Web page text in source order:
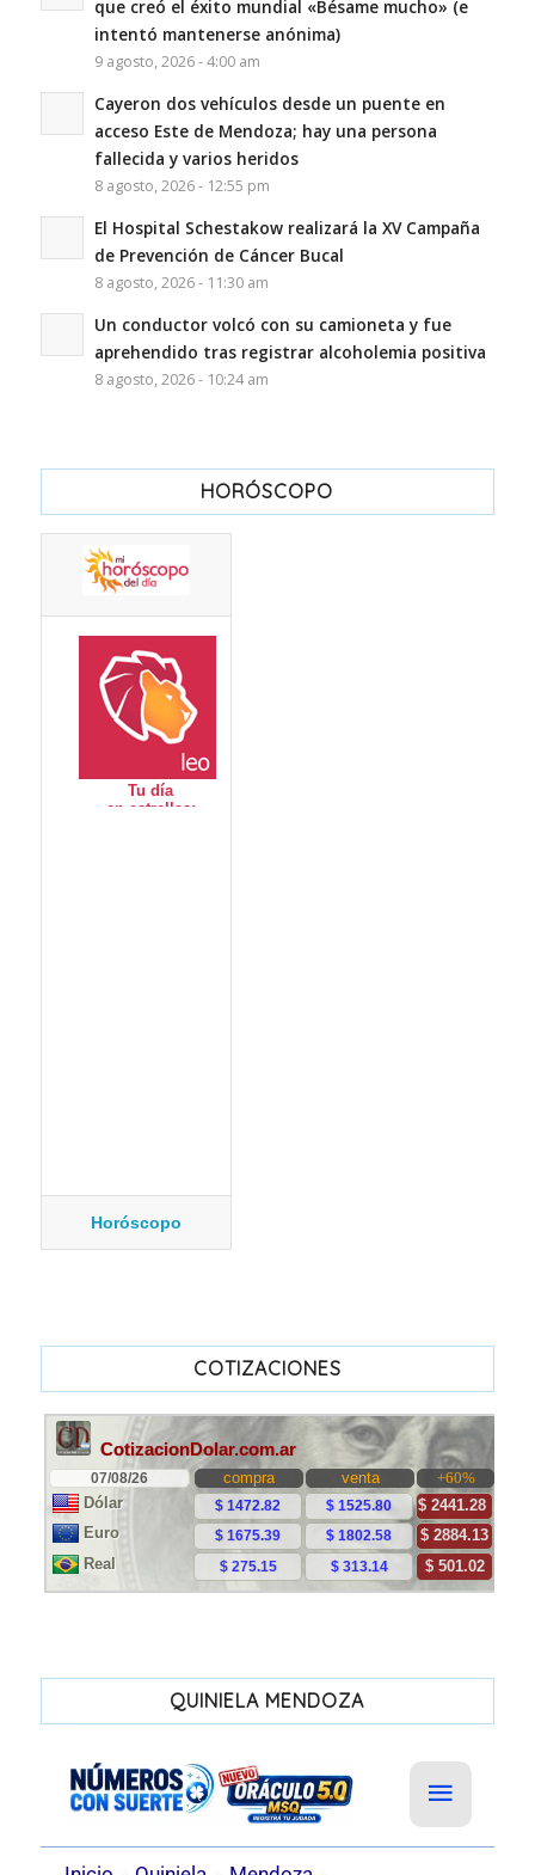
que creó el éxito mundial «Bésame mucho» (e
intentó mantenerse anónima)
9 agosto, 2026 - 4:00 am
Cayeron dos vehículos desde un puente en
acceso Este de Mendoza; hay una persona
fallecida y varios heridos
8 agosto, 2026 - 12:55 pm
El Hospital Schestakow realizará la XV Campaña
de Prevención de Cáncer Bucal
8 agosto, 2026 - 11:30 am
Un conductor volcó con su camioneta y fue
aprehendido tras registrar alcoholemia positiva
8 agosto, 2026 - 10:24 am
HORÓSCOPO
Horóscopo
COTIZACIONES
QUINIELA MENDOZA